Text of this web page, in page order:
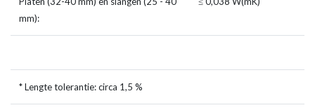
mm):
* Lengte tolerantie: circa 1,5 %